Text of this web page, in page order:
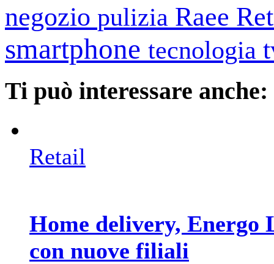
negozio pulizia Raee
smartphone tecnologia
Ti può interessare anche:
Retail
Home delivery,
con nuove filiali